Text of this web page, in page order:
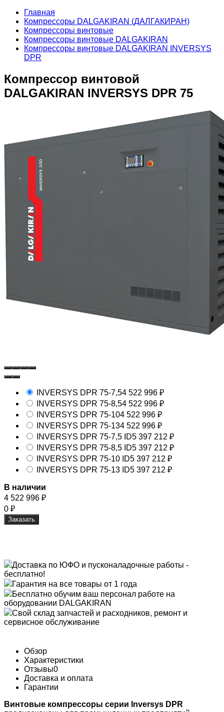
Главная
Компрессоры DALGAKIRAN (ДАЛГАКИРАН)
Компрессоры винтовые
Компрессоры винтовые DALGAKIRAN
Компрессоры винтовые DALGAKIRAN INVERSYS
DPR
Компрессор винтовой
DALGAKIRAN INVERSYS DPR 75
INVERSYS DPR 75-7,54 522 996 ₽
INVERSYS DPR 75-8,54 522 996 ₽
INVERSYS DPR 75-104 522 996 ₽
INVERSYS DPR 75-134 522 996 ₽
INVERSYS DPR 75-7,5 ID5 397 212 ₽
INVERSYS DPR 75-8,5 ID5 397 212 ₽
INVERSYS DPR 75-10 ID5 397 212 ₽
INVERSYS DPR 75-13 ID5 397 212 ₽
В наличии
4 522 996 ₽
0 ₽
Заказать
Доставка по ЮФО и пусконаладочные работы -
бесплатно!
Гарантия на все товары от 1 года
Бесплатно обучим ваш персонал работе на
оборудовании DALGAKIRAN
Свой склад запчастей и расходников, ремонт и
сервисное обслуживание
Обзор
Характеристики
Отзывы0
Доставка и оплата
Гарантии
Винтовые компрессоры серии Inversys DPR